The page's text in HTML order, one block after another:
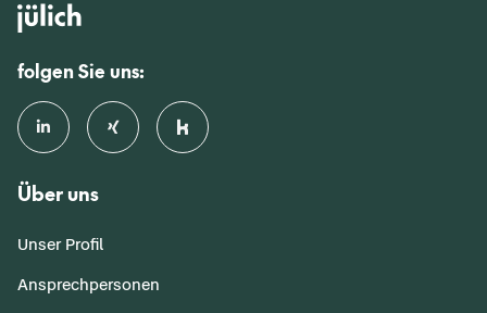
folgen Sie uns:
Über uns
Unser Profil
Ansprechpersonen